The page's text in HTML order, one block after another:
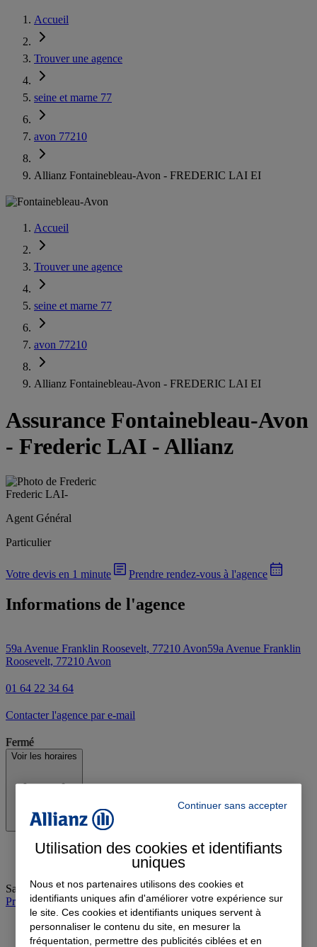
Accueil
Trouver une agence
seine et marne 77
avon 77210
Allianz Fontainebleau-Avon - FREDERIC LAI EI
Accueil
Trouver une agence
seine et marne 77
avon 77210
Allianz Fontainebleau-Avon - FREDERIC LAI EI
Assurance Fontainebleau-Avon
- Frederic LAI - Allianz
Frederic LAI-
Agent Général
Particulier
Votre devis en 1 minute Prendre rendez-vous à l'agence
Informations de l'agence
59a Avenue Franklin Roosevelt, 77210 Avon59a Avenue Franklin
Roosevelt, 77210 Avon
01 64 22 34 64
Contacter l'agence par e-mail
Fermé
Voir les horaires
Samedi: 09:00-12:00
Prendre rendez-vous à l'agence
Continuer sans accepter
Utilisation des cookies et identifiants
uniques
Nous et nos partenaires utilisons des cookies et
identifiants uniques afin d'améliorer votre expérience sur
le site. Ces cookies et identifiants uniques servent à
personnaliser le contenu du site, en mesurer la
fréquentation, permettre des publicités ciblées et en